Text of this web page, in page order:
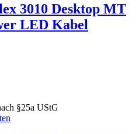
3010 Desktop MT
LED Kabel
§25a UStG